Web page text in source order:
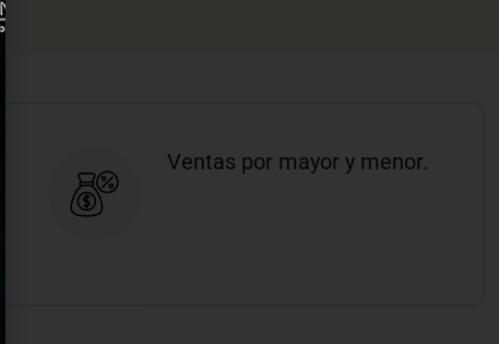
Ventas por mayor y menor.